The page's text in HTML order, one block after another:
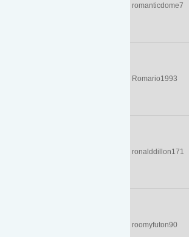
romanticdome7
Romario1993
ronalddillon171
roomyfuton90